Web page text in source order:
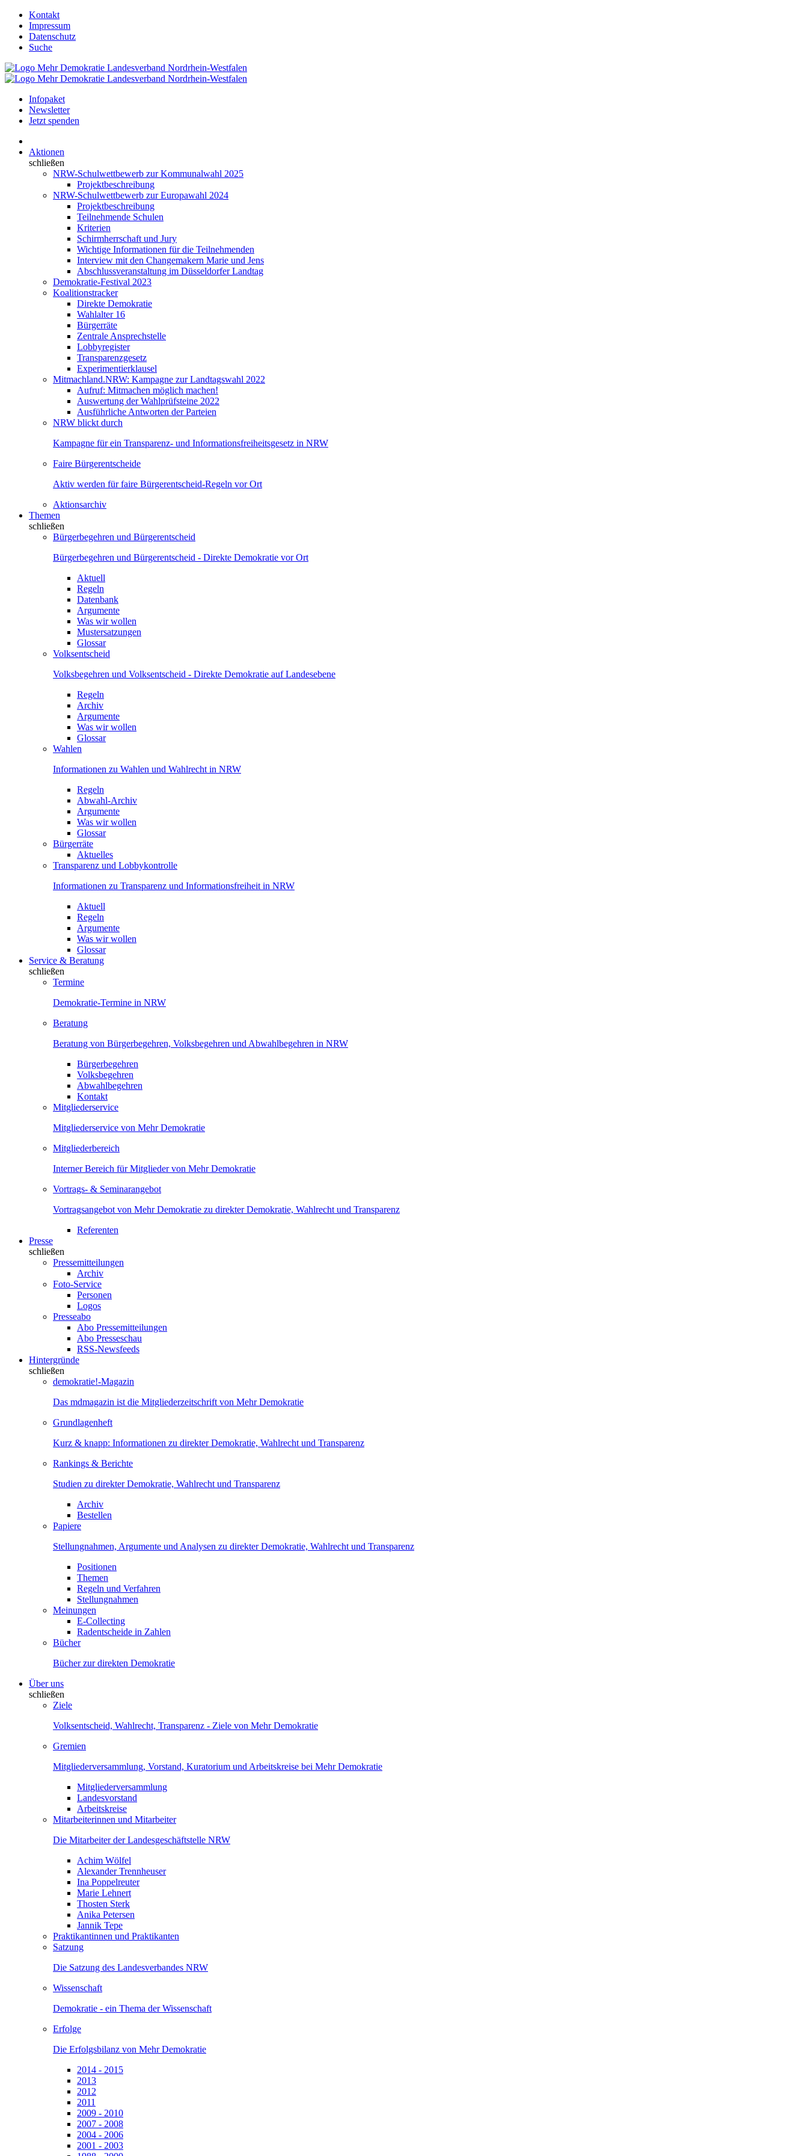
Kontakt
Impressum
Datenschutz
Suche
Infopaket
Newsletter
Jetzt spenden
Aktionen
schließen
NRW-Schulwettbewerb zur Kommunalwahl 2025
Projektbeschreibung
NRW-Schulwettbewerb zur Europawahl 2024
Projektbeschreibung
Teilnehmende Schulen
Kriterien
Schirmherrschaft und Jury
Wichtige Informationen für die Teilnehmenden
Interview mit den Changemakern Marie und Jens
Abschlussveranstaltung im Düsseldorfer Landtag
Demokratie-Festival 2023
Koalitionstracker
Direkte Demokratie
Wahlalter 16
Bürgerräte
Zentrale Ansprechstelle
Lobbyregister
Transparenzgesetz
Experimentierklausel
Mitmachland.NRW: Kampagne zur Landtagswahl 2022
Aufruf: Mitmachen möglich machen!
Auswertung der Wahlprüfsteine 2022
Ausführliche Antworten der Parteien
NRW blickt durch
Kampagne für ein Transparenz- und Informationsfreiheitsgesetz in NRW
Faire Bürgerentscheide
Aktiv werden für faire Bürgerentscheid-Regeln vor Ort
Aktionsarchiv
Themen
schließen
Bürgerbegehren und Bürgerentscheid
Bürgerbegehren und Bürgerentscheid - Direkte Demokratie vor Ort
Aktuell
Regeln
Datenbank
Argumente
Was wir wollen
Mustersatzungen
Glossar
Volksentscheid
Volksbegehren und Volksentscheid - Direkte Demokratie auf Landesebene
Regeln
Archiv
Argumente
Was wir wollen
Glossar
Wahlen
Informationen zu Wahlen und Wahlrecht in NRW
Regeln
Abwahl-Archiv
Argumente
Was wir wollen
Glossar
Bürgerräte
Aktuelles
Transparenz und Lobbykontrolle
Informationen zu Transparenz und Informationsfreiheit in NRW
Aktuell
Regeln
Argumente
Was wir wollen
Glossar
Service & Beratung
schließen
Termine
Demokratie-Termine in NRW
Beratung
Beratung von Bürgerbegehren, Volksbegehren und Abwahlbegehren in NRW
Bürgerbegehren
Volksbegehren
Abwahlbegehren
Kontakt
Mitgliederservice
Mitgliederservice von Mehr Demokratie
Mitgliederbereich
Interner Bereich für Mitglieder von Mehr Demokratie
Vortrags- & Seminarangebot
Vortragsangebot von Mehr Demokratie zu direkter Demokratie, Wahlrecht und Transparenz
Referenten
Presse
schließen
Pressemitteilungen
Archiv
Foto-Service
Personen
Logos
Presseabo
Abo Pressemitteilungen
Abo Presseschau
RSS-Newsfeeds
Hintergründe
schließen
demokratie!-Magazin
Das mdmagazin ist die Mitgliederzeitschrift von Mehr Demokratie
Grundlagenheft
Kurz & knapp: Informationen zu direkter Demokratie, Wahlrecht und Transparenz
Rankings & Berichte
Studien zu direkter Demokratie, Wahlrecht und Transparenz
Archiv
Bestellen
Papiere
Stellungnahmen, Argumente und Analysen zu direkter Demokratie, Wahlrecht und Transparenz
Positionen
Themen
Regeln und Verfahren
Stellungnahmen
Meinungen
E-Collecting
Radentscheide in Zahlen
Bücher
Bücher zur direkten Demokratie
Über uns
schließen
Ziele
Volksentscheid, Wahlrecht, Transparenz - Ziele von Mehr Demokratie
Gremien
Mitgliederversammlung, Vorstand, Kuratorium und Arbeitskreise bei Mehr Demokratie
Mitgliederversammlung
Landesvorstand
Arbeitskreise
Mitarbeiterinnen und Mitarbeiter
Die Mitarbeiter der Landesgeschäftstelle NRW
Achim Wölfel
Alexander Trennheuser
Ina Poppelreuter
Marie Lehnert
Thosten Sterk
Anika Petersen
Jannik Tepe
Praktikantinnen und Praktikanten
Satzung
Die Satzung des Landesverbandes NRW
Wissenschaft
Demokratie - ein Thema der Wissenschaft
Erfolge
Die Erfolgsbilanz von Mehr Demokratie
2014 - 2015
2013
2012
2011
2009 - 2010
2007 - 2008
2004 - 2006
2001 - 2003